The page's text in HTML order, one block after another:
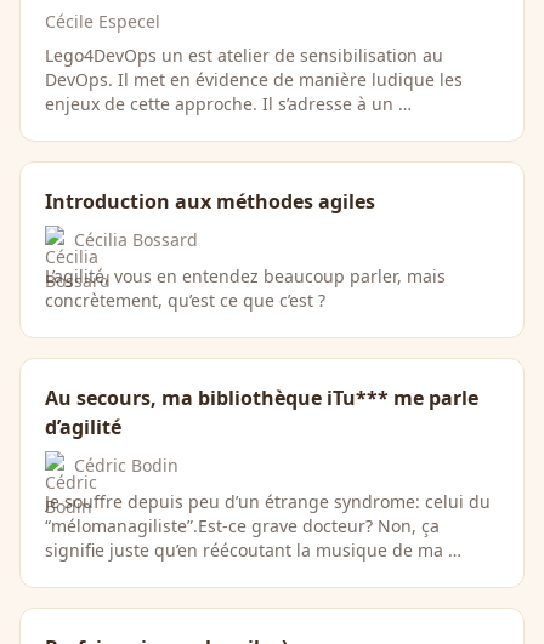
Cécile Especel
Lego4DevOps un est atelier de sensibilisation au
DevOps. Il met en évidence de manière ludique les
enjeux de cette approche. Il s’adresse à un …
Introduction aux méthodes agiles
Cécilia Bossard
L’agilité, vous en entendez beaucoup parler, mais
concrètement, qu’est ce que c’est ?
Au secours, ma bibliothèque iTu*** me parle
d’agilité
Cédric Bodin
Je souffre depuis peu d’un étrange syndrome: celui du
“mélomanagiliste”.Est-ce grave docteur? Non, ça
signifie juste qu’en réécoutant la musique de ma …